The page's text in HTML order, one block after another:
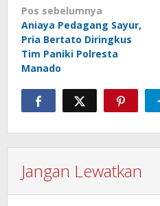
Navigasi
pos
Pos sebelumnya
Aniaya Pedagang Sayur,
Pria Bertato Diringkus
Tim Paniki Polresta
Manado
Jangan Lewatkan